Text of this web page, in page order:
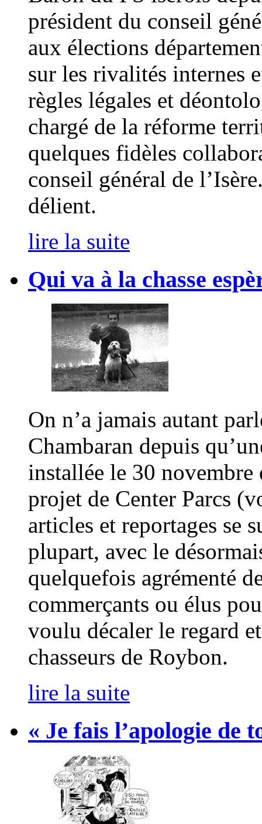
président du conseil
aux élections
sur les rivalités internes
règles légales et
chargé de la réforme
quelques fidèles
conseil général de
délient.
lire la suite
Qui va à la chasse
On n’a jamais autant
Chambaran depuis
installée le 30
projet de Center Parcs
articles et reportages se
plupart, avec le
quelquefois agrémenté
commerçants ou élus
voulu décaler le regard
chasseurs de Roybon.
lire la suite
« Je fais l’apologie de